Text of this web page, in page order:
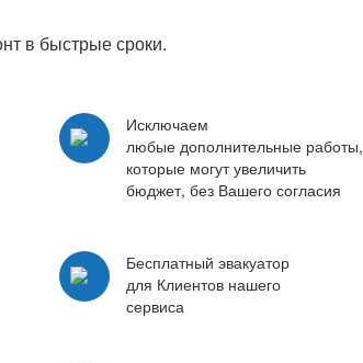
в быстрые сроки.
Исключаем
любые дополнительные работы,
которые могут увеличить
бюджет, без Вашего согласия
Бесплатный эвакуатор
для Клиентов нашего
сервиса